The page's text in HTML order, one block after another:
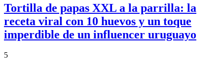
Tortilla de papas XXL a la parrilla: la
receta viral con 10 huevos y un toque
imperdible de un influencer uruguayo
5